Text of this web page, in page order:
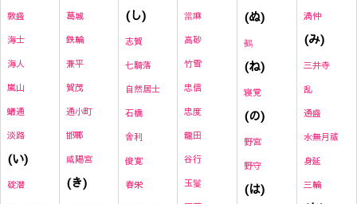
敦盛
海士
海人
嵐山
蟻通
淡路
(い)
碇潜
葛城
鉄輪
兼平
賀茂
通小町
邯鄲
咸陽宮
(き)
(し)
志賀
七騎落
自然居士
石橋
舎利
俊寛
春栄
當麻
高砂
竹雪
忠信
忠度
龍田
谷行
玉鬘
(ぬ)
鵺
(ね)
寝覚
(の)
野宮
野守
(は)
満仲
(み)
三井寺
乱
通盛
水無月祓
身延
三輪